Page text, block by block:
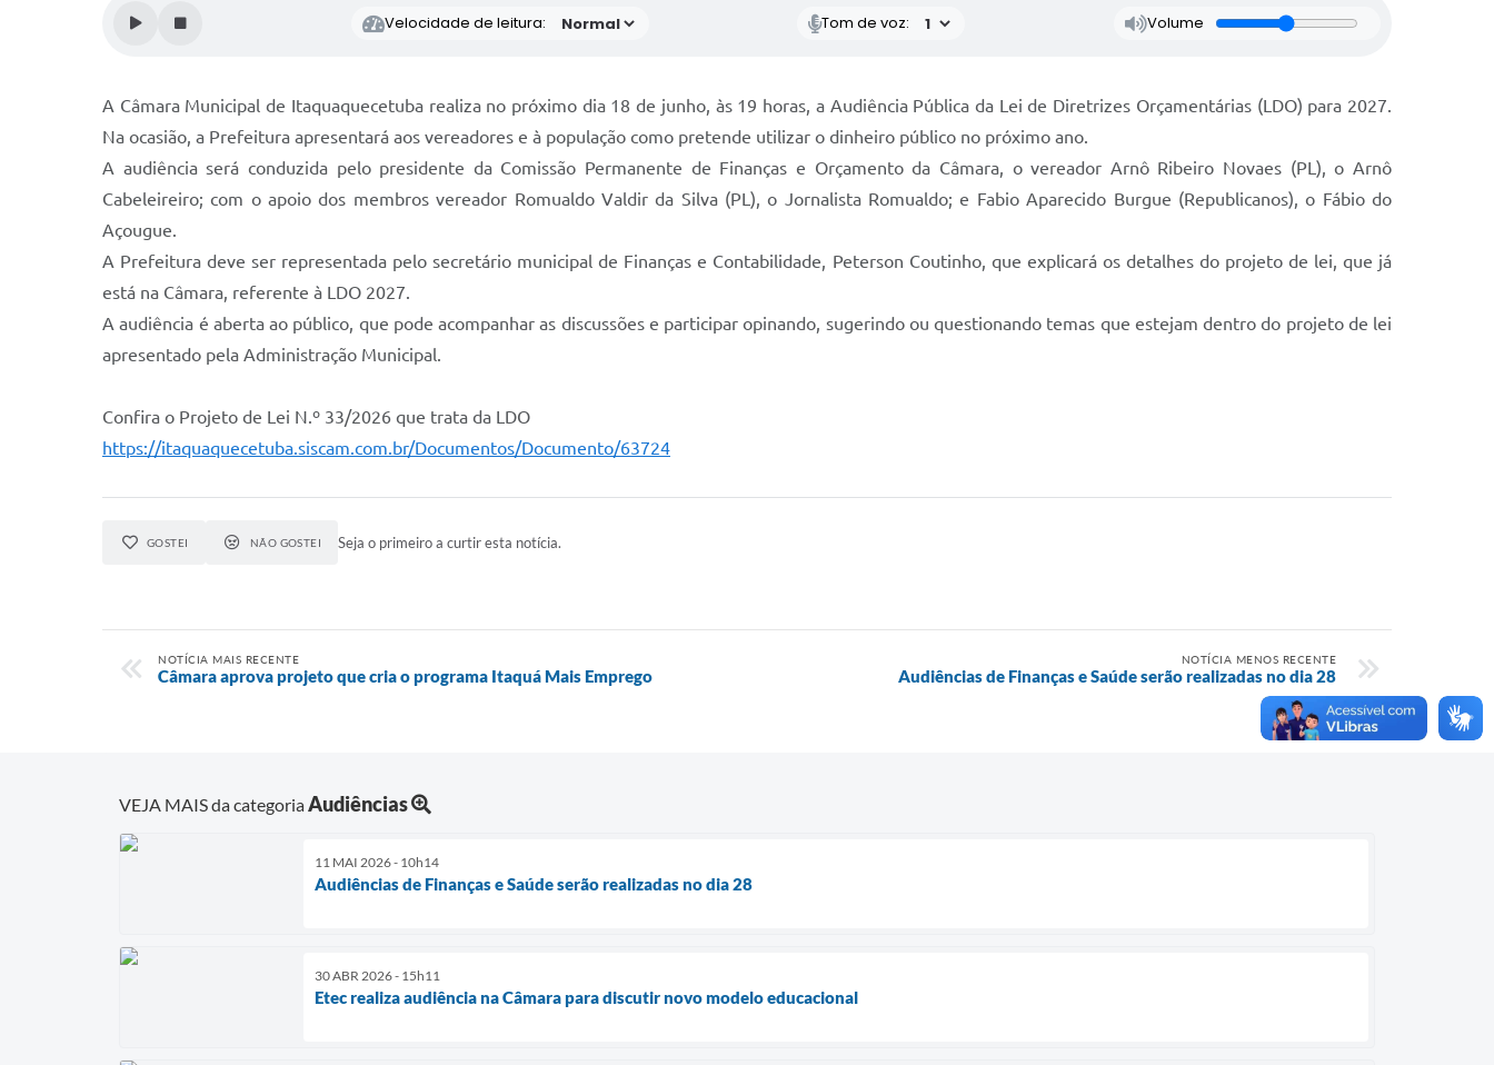
Velocidade de leitura: Tom de voz: Volume
A Câmara Municipal de Itaquaquecetuba realiza no próximo dia 18 de junho, às 19 horas, a Audiência Pública da Lei de Diretrizes Orçamentárias (LDO) para 2027.
Na ocasião, a Prefeitura apresentará aos vereadores e à população como pretende utilizar o dinheiro público no próximo ano.
A audiência será conduzida pelo presidente da Comissão Permanente de Finanças e Orçamento da Câmara, o vereador Arnô Ribeiro Novaes (PL), o Arnô
Cabeleireiro; com o apoio dos membros vereador Romualdo Valdir da Silva (PL), o Jornalista Romualdo; e Fabio Aparecido Burgue (Republicanos), o Fábio do
Açougue.
A Prefeitura deve ser representada pelo secretário municipal de Finanças e Contabilidade, Peterson Coutinho, que explicará os detalhes do projeto de lei, que já
está na Câmara, referente à LDO 2027.
A audiência é aberta ao público, que pode acompanhar as discussões e participar opinando, sugerindo ou questionando temas que estejam dentro do projeto de lei
apresentado pela Administração Municipal.
Confira o Projeto de Lei N.º 33/2026 que trata da LDO
https://itaquaquecetuba.siscam.com.br/Documentos/Documento/63724
GOSTEI NÃO GOSTEI Seja o primeiro a curtir esta notícia.
NOTÍCIA MAIS RECENTE
Câmara aprova projeto que cria o programa Itaquá Mais Emprego
NOTÍCIA MENOS RECENTE
Audiências de Finanças e Saúde serão realizadas no dia 28
VEJA MAIS da categoriaAudiências
11 MAI 2026 - 10h14
Audiências de Finanças e Saúde serão realizadas no dia 28
30 ABR 2026 - 15h11
Etec realiza audiência na Câmara para discutir novo modelo educacional